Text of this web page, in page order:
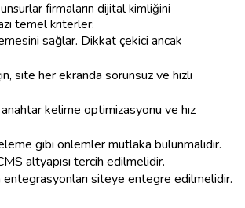
firmaların dijital kimliğini
temel kriterler:
sağlar. Dikkat çekici ancak
site her ekranda sorunsuz ve hızlı
kelime optimizasyonu ve hız
gibi önlemler mutlaka bulunmalıdır.
altyapısı tercih edilmelidir.
entegrasyonları siteye entegre edilmelidir.